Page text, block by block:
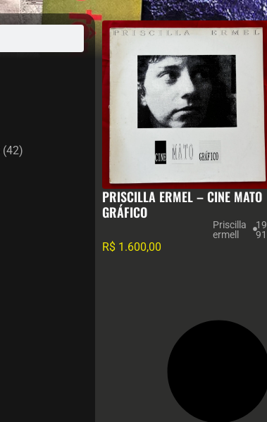
(42)
PRISCILLA ERMEL – CINE MATO
GRÁFICO
Priscilla
ermell
19
91
R$ 1.600,00